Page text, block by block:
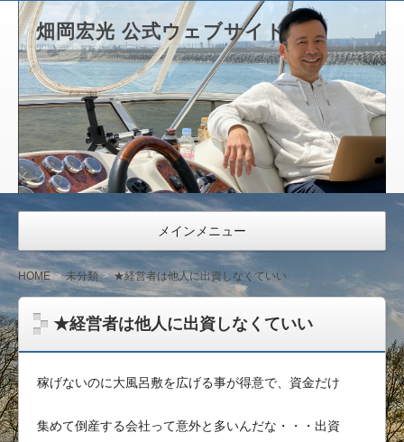
畑岡宏光 公式ウェブサイト
メインメニュー
HOME 未分類 ★経営者は他人に出資しなくていい
★経営者は他人に出資しなくていい
稼げないのに大風呂敷を広げる事が得意で、資金だけ
集めて倒産する会社って意外と多いんだな・・・出資